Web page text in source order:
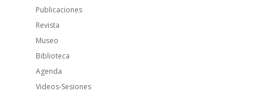
Publicaciones
Revista
Museo
Biblioteca
Agenda
Videos-Sesiones